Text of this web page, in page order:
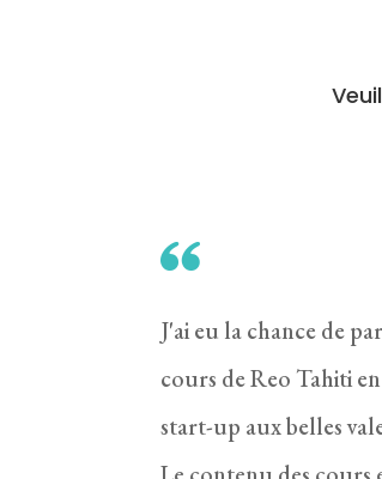
J'ai eu la chance de
cours de Reo Tahiti
start-up aux belles